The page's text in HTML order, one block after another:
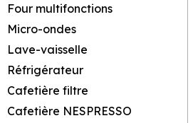
Four multifonctions
Micro-ondes
Lave-vaisselle
Réfrigérateur
Cafetière filtre
Cafetière NESPRESSO